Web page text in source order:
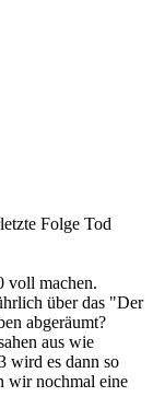
Folge Tod
voll machen.
über das "Der
abgeräumt?
aus wie
wird es dann so
wir nochmal eine